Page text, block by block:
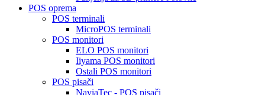
POS oprema
POS terminali
MicroPOS terminali
POS monitori
ELO POS monitori
Iiyama POS monitori
Ostali POS monitori
POS pisači
NaviaTec - POS pisači